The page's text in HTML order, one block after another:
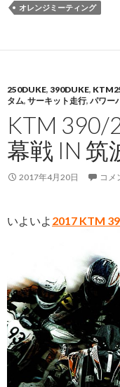
オレンジミーティング
250DUKE, 390DUKE,
タム, サーキット走行, パワー
KTM 390/
幕戦 IN 筑
2017年4月20日 コメ
いよいよ 2017 KTM